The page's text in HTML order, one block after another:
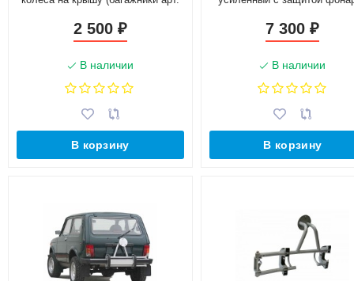
"L@DA 4х4"
2 500 ₽
В наличии
В корзину
7 300₽
В наличии
В корзину